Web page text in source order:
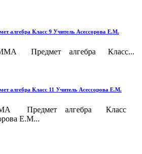
Класс 9 Учитель Асессорова Е.М.
Предмет алгебра Класс...
Класс 11 Учитель Асессорова Е.М.
Предмет алгебра Класс
Е.М...